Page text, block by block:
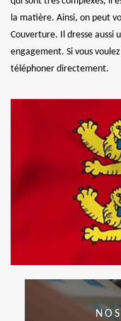
la matière. Ainsi, on peut
Couverture. Il dresse aussi
engagement. Si vous
téléphoner directement.